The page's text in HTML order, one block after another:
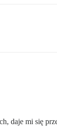
daje mi się